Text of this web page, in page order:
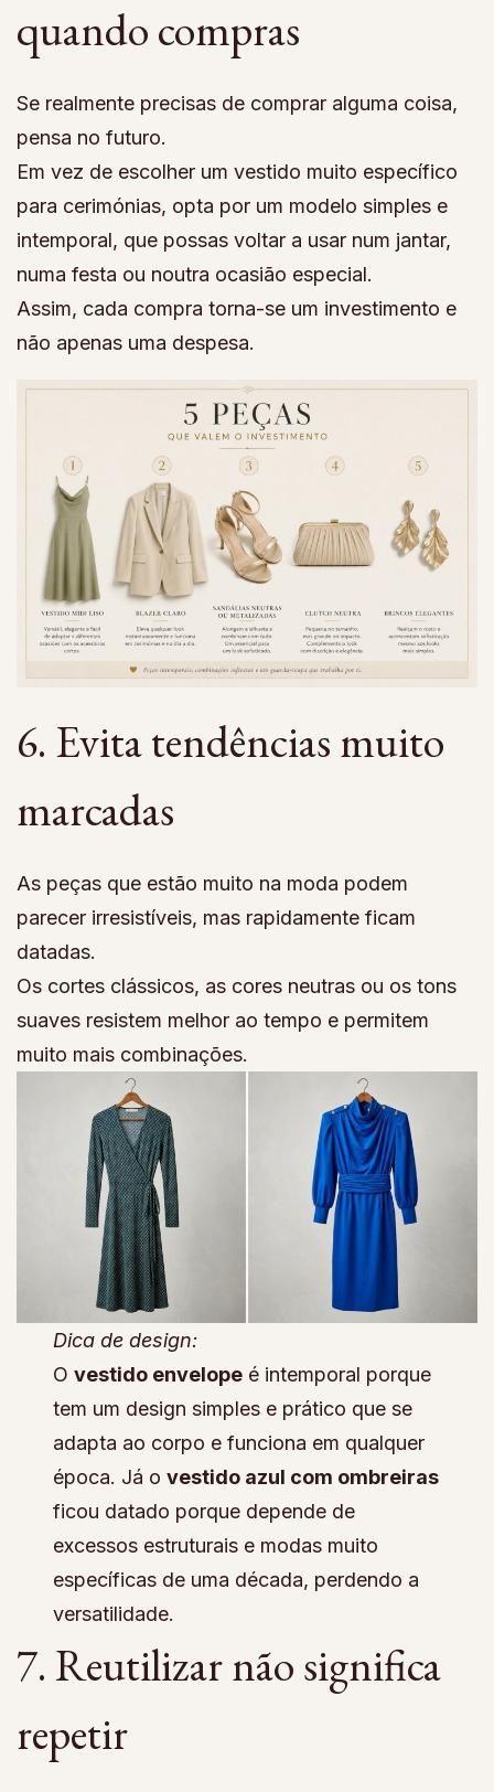
quando compras
Se realmente precisas de comprar alguma coisa,
pensa no futuro.
Em vez de escolher um vestido muito específico
para cerimónias, opta por um modelo simples e
intemporal, que possas voltar a usar num jantar,
numa festa ou noutra ocasião especial.
Assim, cada compra torna-se um investimento e
não apenas uma despesa.
6. Evita tendências muito
marcadas
As peças que estão muito na moda podem
parecer irresistíveis, mas rapidamente ficam
datadas.
Os cortes clássicos, as cores neutras ou os tons
suaves resistem melhor ao tempo e permitem
muito mais combinações.
Dica de design:
Ovestido envelope é intemporal porque
tem um design simples e prático que se
adapta ao corpo e funciona em qualquer
época. Já ovestido azul com ombreiras
ficou datado porque depende de
excessos estruturais e modas muito
específicas de uma década, perdendo a
versatilidade.
7. Reutilizar não significa
repetir